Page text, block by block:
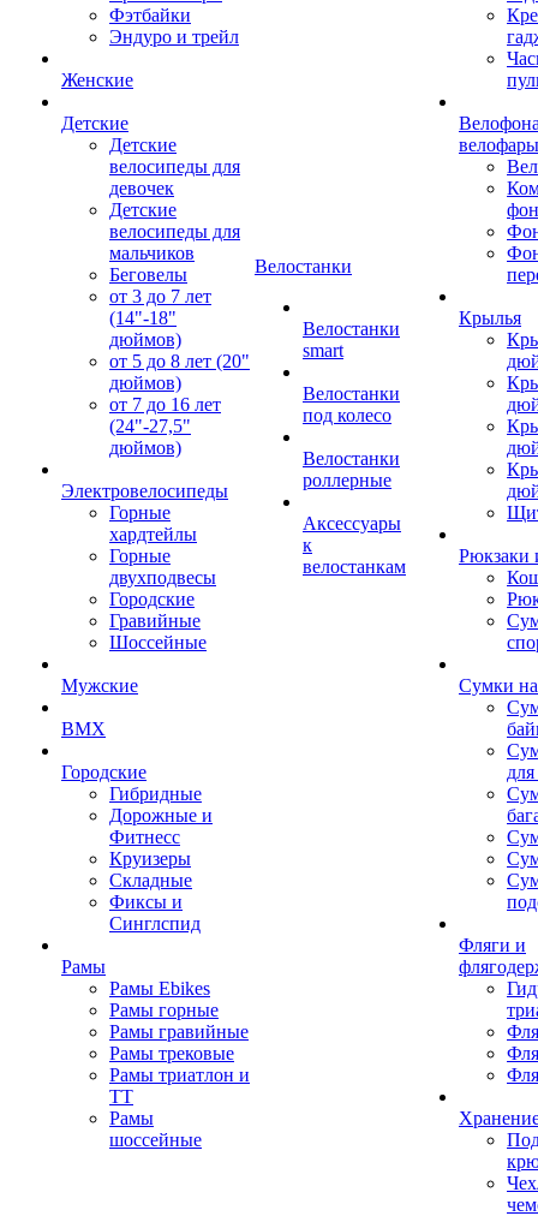
Фэтбайки
Эндуро и трейл
Женские
Детские
Детские
велосипеды для
девочек
Детские
велосипеды для
мальчиков
Беговелы
от 3 до 7 лет
(14"-18"
дюймов)
от 5 до 8 лет (20"
дюймов)
от 7 до 16 лет
(24"-27,5"
дюймов)
Электровелосипеды
Горные
хардтейлы
Горные
двухподвесы
Городские
Гравийные
Шоссейные
Мужские
BMX
Городские
Гибридные
Дорожные и
Фитнесс
Круизеры
Складные
Фиксы и
Синглспид
Рамы
Рамы Ebikes
Рамы горные
Рамы гравийные
Рамы трековые
Рамы триатлон и
ТТ
Рамы
шоссейные
Велостанки
Велостанки
smart
Велостанки
под колесо
Велостанки
роллерные
Аксессуары
к
велостанкам
велофары
Крылья
Рюкзаки
Сумки
Фляги и